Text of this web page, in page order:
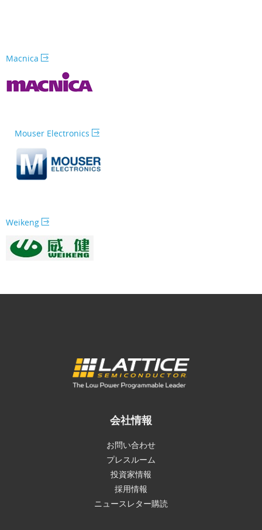
Macnica
Mouser Electronics
Weikeng
会社情報
お問い合わせ
プレスルーム
投資家情報
採用情報
ニュースレター購読